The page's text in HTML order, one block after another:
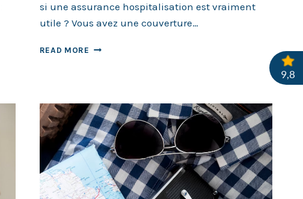
si une assurance hospitalisation est vraiment
utile ? Vous avez une couverture…
READ MORE POURQUOI